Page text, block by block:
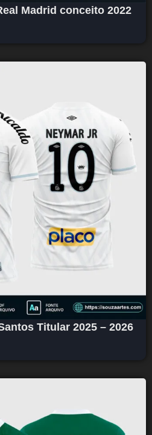
Madrid conceito 2022
Titular 2025 – 2026